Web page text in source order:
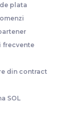
plata
frecvente
din contract
SOL